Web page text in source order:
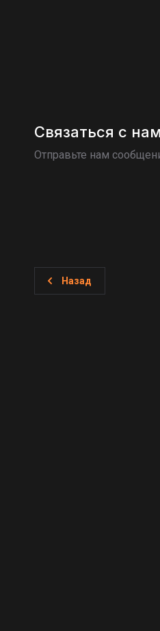
Связаться с
Отправьте нам
Назад